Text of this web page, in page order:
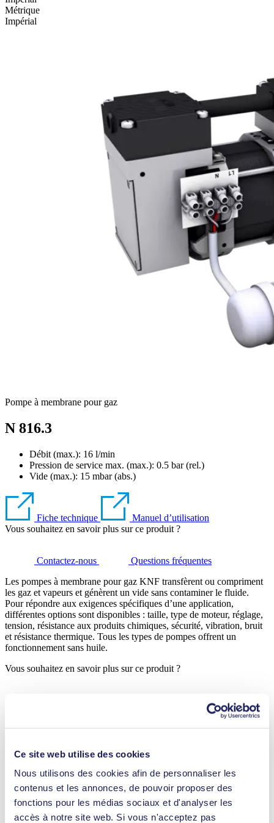
Ce site web utilise des cookies
Nous utilisons des cookies afin de personnaliser les
contenus et les annonces, de pouvoir proposer des
fonctions pour les médias sociaux et d'analyser les
accès à notre site web. Si vous n'acceptez pas
Métrique
Impérial
Pompe à membrane pour gaz
N 816.3
Débit (max.): 16 l/min
Pression de service max. (max.): 0.5 bar (rel.)
Vide (max.): 15 mbar (abs.)
Fiche technique
Manuel d’utilisation
Vous souhaitez en savoir plus sur ce produit ?
Contactez-nous
Questions fréquentes
Les pompes à membrane pour gaz KNF transfèrent ou compriment
les gaz et vapeurs et génèrent un vide sans contaminer le fluide.
Pour répondre aux exigences spécifiques d’une application,
différentes options sont disponibles : taille, type de moteur, réglage,
tension, résistance aux produits chimiques, sécurité, vibration, bruit
et résistance thermique. Tous les types de pompes offrent un
fonctionnement sans huile.
Vous souhaitez en savoir plus sur ce produit ?
Questions fréquentes
Détails techniques
Fonctionnalités
Applications
Téléchargements